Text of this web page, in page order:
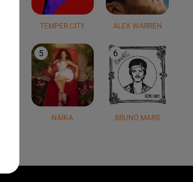
TEMPER CITY ALEX WARREN
5
NAÏKA
6
BRUNO MARS